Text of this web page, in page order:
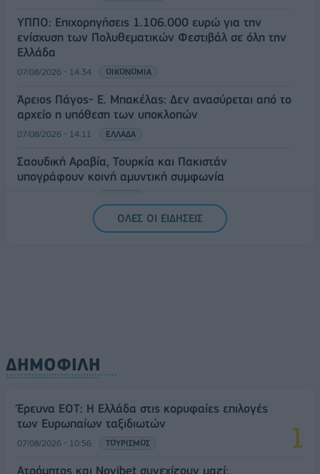
ΥΠΠΟ: Επιχορηγήσεις 1.106.000 ευρώ για την
ενίσχυση των Πολυθεματικών Φεστιβάλ σε όλη την
Ελλάδα
07/08/2026 - 14:34 ΟΙΚΟΝΟΜΙΑ
Άρειος Πάγος- Ε. Μπακέλας: Δεν ανασύρεται από το
αρχείο η υπόθεση των υποκλοπών
07/08/2026 - 14:11 ΕΛΛΑΔΑ
Σαουδική Αραβία, Τουρκία και Πακιστάν
υπογράφουν κοινή αμυντική συμφωνία
ΟΛΕΣ ΟΙ ΕΙΔΗΣΕΙΣ
ΔΗΜΟΦΙΛΗ
Έρευνα ΕΟΤ: Η Ελλάδα στις κορυφαίες επιλογές
των Ευρωπαίων ταξιδιωτών
07/08/2026 - 10:56 ΤΟΥΡΙΣΜΟΣ
Ατρόμητος και Novibet συνεχίζουν μαζί: